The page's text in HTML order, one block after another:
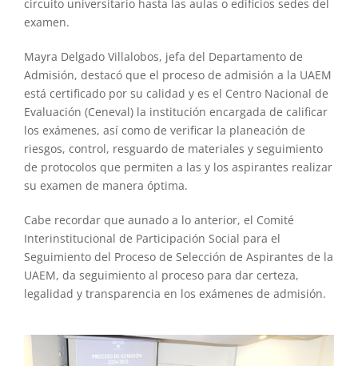
circuito universitario hasta las aulas o edificios sedes del
examen.
Mayra Delgado Villalobos, jefa del Departamento de
Admisión, destacó que el proceso de admisión a la UAEM
está certificado por su calidad y es el Centro Nacional de
Evaluación (Ceneval) la institución encargada de calificar
los exámenes, así como de verificar la planeación de
riesgos, control, resguardo de materiales y seguimiento
de protocolos que permiten a las y los aspirantes realizar
su examen de manera óptima.
Cabe recordar que aunado a lo anterior, el Comité
Interinstitucional de Participación Social para el
Seguimiento del Proceso de Selección de Aspirantes de la
UAEM, da seguimiento al proceso para dar certeza,
legalidad y transparencia en los exámenes de admisión.